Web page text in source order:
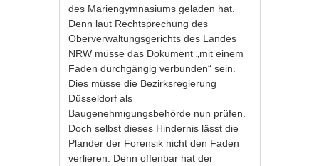
des Mariengymnasiums geladen hat.
Denn laut Rechtsprechung des
Oberverwaltungsgerichts des Landes
NRW müsse das Dokument „mit einem
Faden durchgängig verbunden“ sein.
Dies müsse die Bezirksregierung
Düsseldorf als
Baugenehmigungsbehörde nun prüfen.
Doch selbst dieses Hindernis lässt die
Plander der Forensik nicht den Faden
verlieren. Denn offenbar hat der